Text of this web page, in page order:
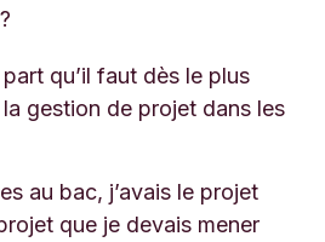
qu’il faut dès le plus
gestion de projet dans les
au bac, j’avais le projet
que je devais mener